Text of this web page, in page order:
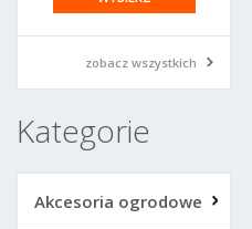
zobacz wszystkich
Kategorie
Akcesoria ogrodowe